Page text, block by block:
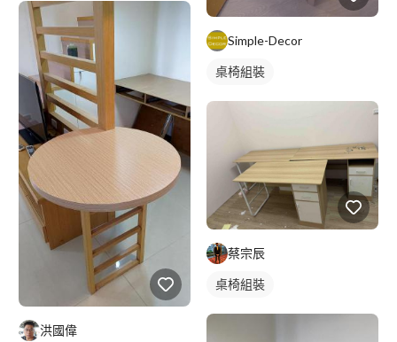
洪國偉
Simple-Decor
桌椅組裝
蔡宗辰
桌椅組裝